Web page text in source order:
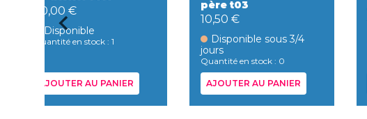
20,00 €
Disponible
Quantité en stock : 1
AJOUTER AU PANIER
père t03
10,50 €
Disponible sous 3/4
jours
Quantité en stock : 0
AJOUTER AU PANIER